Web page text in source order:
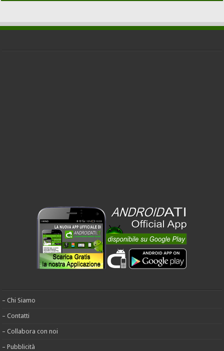
– Chi Siamo
– Contatti
– Collabora con noi
– Pubblicità